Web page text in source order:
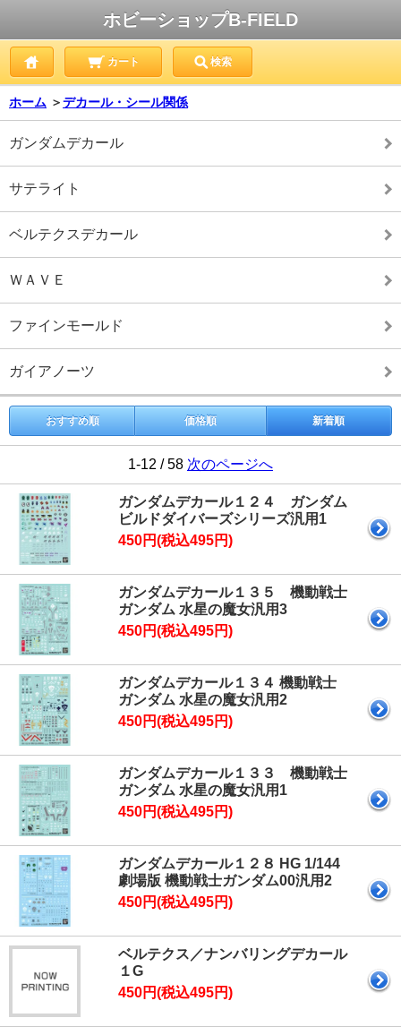
ホビーショップB-FIELD
カート 検索
ホーム ＞デカール・シール関係
ガンダムデカール
サテライト
ベルテクスデカール
ＷＡＶＥ
ファインモールド
ガイアノーツ
おすすめ順 価格順 新着順
1-12 / 58 次のページへ
ガンダムデカール１２４ ガンダム
ビルドダイバーズシリーズ汎用1
450円(税込495円)
ガンダムデカール１３５ 機動戦士
ガンダム 水星の魔女汎用3
450円(税込495円)
ガンダムデカール１３４ 機動戦士
ガンダム 水星の魔女汎用2
450円(税込495円)
ガンダムデカール１３３ 機動戦士
ガンダム 水星の魔女汎用1
450円(税込495円)
ガンダムデカール１２８ HG 1/144
劇場版 機動戦士ガンダム00汎用2
450円(税込495円)
ベルテクス／ナンバリングデカール
１G
450円(税込495円)